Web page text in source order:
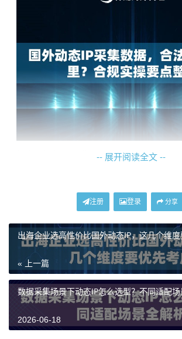
在这一框架下，代理IP的角色是提供符
区的普通居民，从而降低因IP异常（如
地理位置不符）而被网站封禁的风险。
术优化手段，而非用于法律限制。选择
P这类提供真实住宅网络环境的服务，能
用户行为，提升采集过程的稳定性和成功
合规实操要点整理
明确了法律边界后，如何在实际操作中
-- 展开阅读全文 --
注册 登录 分享
出海企业选高性价比国外动态IP，这几个维
« 上一篇
数据采集场景下动态IP怎么选型？不同适配
2026-06-18